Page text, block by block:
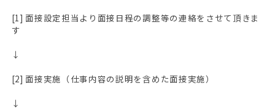
[1] 面接設定担当より面接日程の調整等の連絡をさせて頂きま
す
↓
[2] 面接実施（仕事内容の説明を含めた面接実施）
↓